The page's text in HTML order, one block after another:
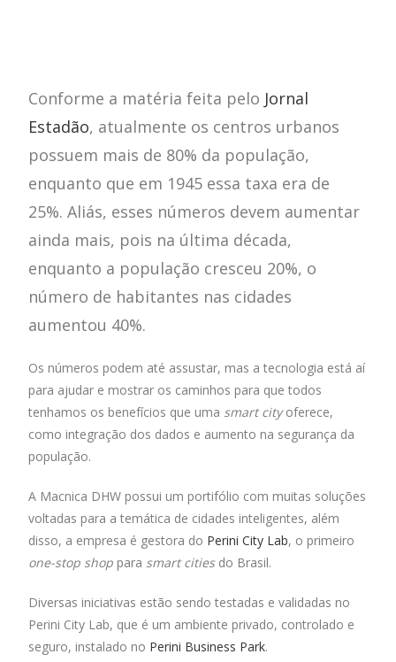
Conforme a matéria feita pelo Jornal
Estadão, atualmente os centros urbanos
possuem mais de 80% da população,
enquanto que em 1945 essa taxa era de
25%. Aliás, esses números devem aumentar
ainda mais, pois na última década,
enquanto a população cresceu 20%, o
número de habitantes nas cidades
aumentou 40%.
Os números podem até assustar, mas a tecnologia está aí
para ajudar e mostrar os caminhos para que todos
tenhamos os benefícios que uma smart cityoferece,
como integração dos dados e aumento na segurança da
população.
A Macnica DHW possui um portifólio com muitas soluções
voltadas para a temática de cidades inteligentes, além
disso, a empresa é gestora do Perini City Lab, o primeiro
one-stop shop para smart citiesdo Brasil.
Diversas iniciativas estão sendo testadas e validadas no
Perini City Lab, que é um ambiente privado, controlado e
seguro, instalado no Perini Business Park.